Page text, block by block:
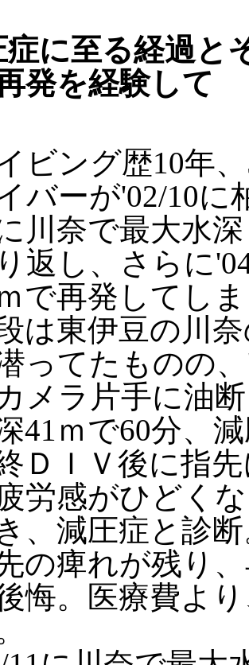
症に至る経過と
発を経験して
ビング歴10年
バーが'02/10に
川奈で最大水
返し、さらに
で再発してし
は東伊豆の川
ってたものの
メラ片手に油
41ｍで60分、
ＤＩＶ後に指
労感がひどく
、減圧症と診
の痺れが残り
悔。医療費よ